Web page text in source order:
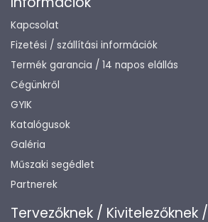
Kapcsolat
Fizetési / szállítási információk
Termék garancia / 14 napos elállás
Cégünkről
GYIK
Katalógusok
Galéria
Műszaki segédlet
Partnerek
Tervezőknek / Kivitelezőknek /